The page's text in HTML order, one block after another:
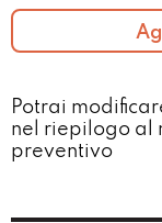
Potrai
nel riepilogo al
preventivo​